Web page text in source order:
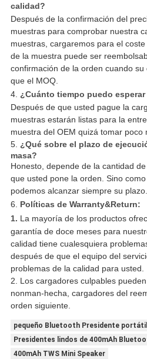
calidad?
Después de la confirmación del
muestras para comprobar nuestra
muestras, cargaremos para el
de la muestra puede ser
confirmación de la orden cuando
que el MOQ.
4. ¿Cuánto tiempo puedo
Después de que usted pague la
muestras estarán listas para la
muestra del OEM quizá tomar poco
5. ¿Qué sobre el plazo de
masa?
Honesto, depende de la cantidad
que usted pone la orden. Sino
podemos alcanzar siempre su plazo.
6. Políticas de Warranty&Return:
1. La mayoría de los productos
garantía de doce meses para
calidad tiene cualesquiera
después de que el equipo del
problemas de la calidad para usted.
2. Los cargadores culpables
nonman-hecha, cargadores del
orden siguiente.
pequeño Bluetooth Presidente portátil
Presidentes lindos de 400mAh
400mAh TWS Mini Speaker